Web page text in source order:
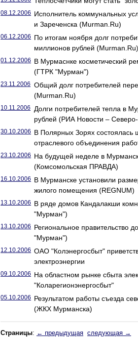
08.12.2006 Исполнитель коммунальных
и Зареченска (Murman.Ru)
06.12.2006 По итогам ноября долг
миллионов рублей (Murman.Ru)
01.12.2006 В Мурмаснке косметический
(ГТРК "Мурман")
23.11.2006 Общий долг потребителей
(Murman.Ru)
10.11.2006
Долги потребителей тепла в
рублей (РИА Новости –
30.10.2006 В Полярных Зорях состоялась
отраслевого объединения
23.10.2006 На будущей неделе в
(Комсомольская ПРАВДА)
16.10.2006 В Мурманске установили
жилого помещения (REGNUM)
13.10.2006 В ряде домов Кандалакши
"Мурман")
13.10.2006 Региональное правительство
"Мурман")
12.10.2006 ОАО "Колэнергосбыт"
электроэнергии
09.10.2006 На областном рынке сбыта
"Коларегионэнергосбыт"
05.10.2006 Результатом работы съезда
(ЖКХ Мурманска)
Страницы: ← предыдущая следующая →